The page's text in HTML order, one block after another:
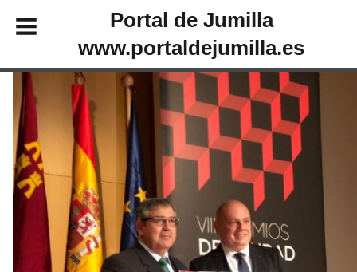
Portal de Jumilla
www.portaldejumilla.es